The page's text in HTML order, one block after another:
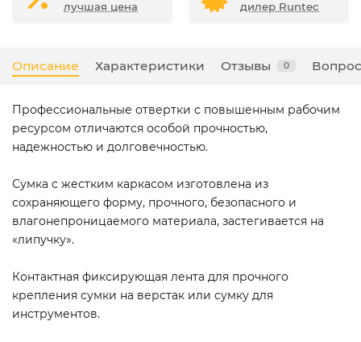
лучшая цена дилер Runtec
Описание Характеристики Отзывы 0
Профессиональные отвертки с повышенным рабочим
ресурсом отличаются особой прочностью,
надежностью и долговечностью.
Сумка с жестким каркасом изготовлена из
сохраняющего форму, прочного, безопасного и
влагонепроницаемого материала, застегивается на
«липучку».
Контактная фиксирующая лента для прочного
крепления сумки на верстак или сумку для
инструментов.